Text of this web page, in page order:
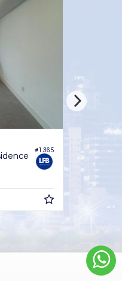
#1.364
Alba Residence